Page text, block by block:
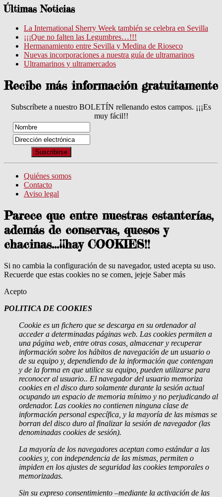
Últimas Noticias
La International Sherry Week también se celebra en Sevilla
¡¡¡Que no falten las Legumbres…!!!
Hermanamiento entre Sevilla y Medina de Rioseco
Nuevas incorporaciones a nuestra guía de ultramarinos
Ultramarinos y ultramercados
Recibe más información gratuitamente
Subscríbete a nuestro BOLETÍN rellenando estos campos. ¡¡¡Es
muy fácil!!
Quiénes somos
Contacto
Aviso legal
Parece que entre nuestras estanterías,
además de conservas, quesos y
chacinas...¡¡hay COOKIES!!
Si no cambia la configuración de su navegador, usted acepta su uso.
Recuerde que estas cookies no se comen, jejeje Saber más
Acepto
POLITICA DE COOKIES
Cookie es un fichero que se descarga en su ordenador al
acceder a determinadas páginas web. Las cookies permiten a
una página web, entre otras cosas, almacenar y recuperar
información sobre los hábitos de navegación de un usuario o
de su equipo y, dependiendo de la información que contengan
y de la forma en que utilice su equipo, pueden utilizarse para
reconocer al usuario.. El navegador del usuario memoriza
cookies en el disco duro solamente durante la sesión actual
ocupando un espacio de memoria mínimo y no perjudicando al
ordenador. Las cookies no contienen ninguna clase de
información personal específica, y la mayoría de las mismas se
borran del disco duro al finalizar la sesión de navegador (las
denominadas cookies de sesión).
La mayoría de los navegadores aceptan como estándar a las
cookies y, con independencia de las mismas, permiten o
impiden en los ajustes de seguridad las cookies temporales o
memorizadas.
Sin su expreso consentimiento –mediante la activación de las